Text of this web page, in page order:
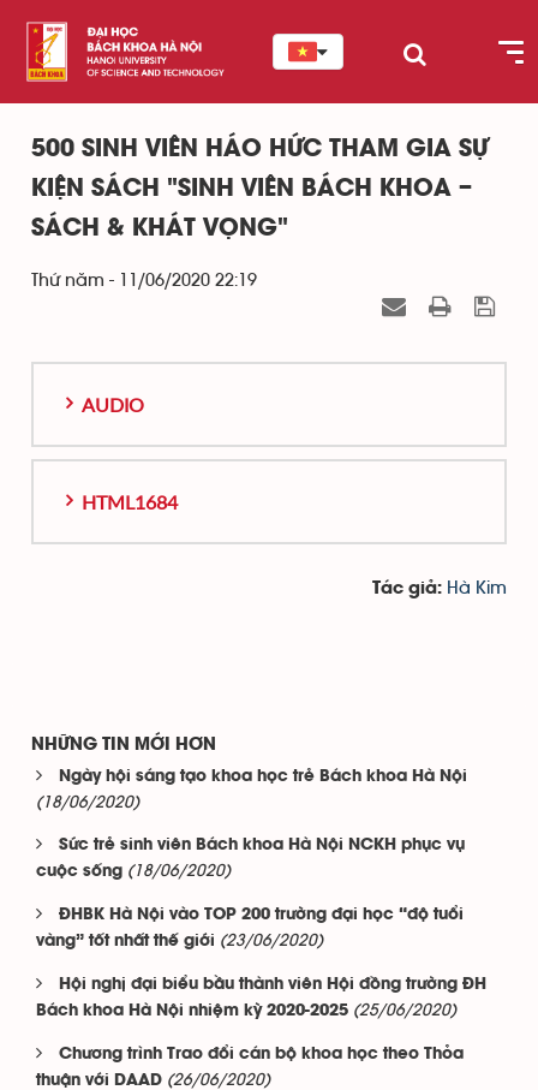
500 SINH VIÊN HÁO HỨC THAM GIA SỰ
KIỆN SÁCH "SINH VIÊN BÁCH KHOA –
SÁCH & KHÁT VỌNG"
Thứ năm - 11/06/2020 22:19
AUDIO
HTML1684
Tác giả: Hà Kim
NHỮNG TIN MỚI HƠN
Ngày hội sáng tạo khoa học trẻ Bách khoa Hà Nội
(18/06/2020)
Sức trẻ sinh viên Bách khoa Hà Nội NCKH phục vụ
cuộc sống (18/06/2020)
ĐHBK Hà Nội vào TOP 200 trường đại học “độ tuổi
vàng” tốt nhất thế giới (23/06/2020)
Hội nghị đại biểu bầu thành viên Hội đồng trường ĐH
Bách khoa Hà Nội nhiệm kỳ 2020-2025 (25/06/2020)
Chương trình Trao đổi cán bộ khoa học theo Thỏa
thuận với DAAD (26/06/2020)